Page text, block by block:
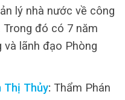
lý nhà nước về công
đó có 7 năm
lãnh đạo Phòng
Thị Thủy: Thẩm Phán